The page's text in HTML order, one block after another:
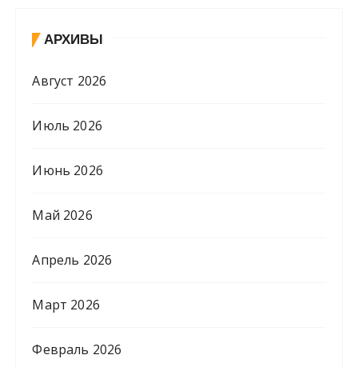
АРХИВЫ
Август 2026
Июль 2026
Июнь 2026
Май 2026
Апрель 2026
Март 2026
Февраль 2026